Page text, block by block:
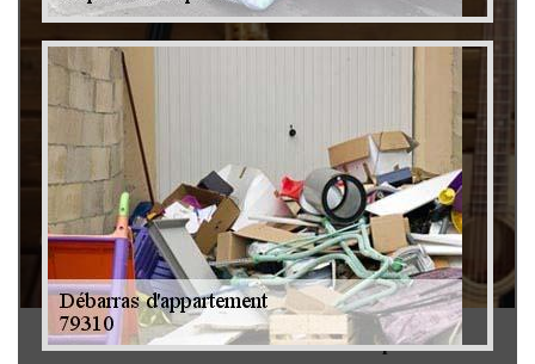
Rachat instrument de musique 79